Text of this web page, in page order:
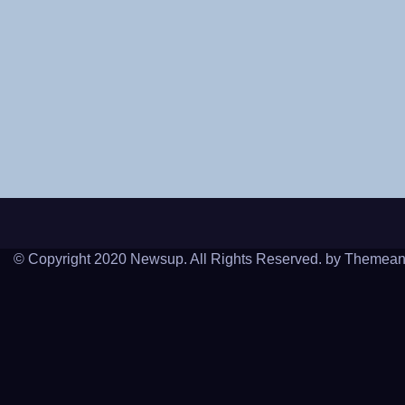
© Copyright 2020 Newsup. All Rights Reserved. by